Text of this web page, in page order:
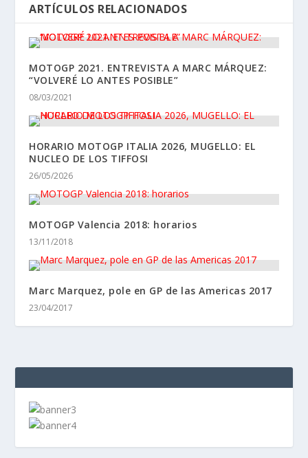
ARTÍCULOS RELACIONADOS
MOTOGP 2021. ENTREVISTA A MARC MÁRQUEZ:
“VOLVERÉ LO ANTES POSIBLE”
08/03/2021
HORARIO MOTOGP ITALIA 2026, MUGELLO: EL
NUCLEO DE LOS TIFFOSI
26/05/2026
MOTOGP Valencia 2018: horarios
13/11/2018
Marc Marquez, pole en GP de las Americas 2017
23/04/2017